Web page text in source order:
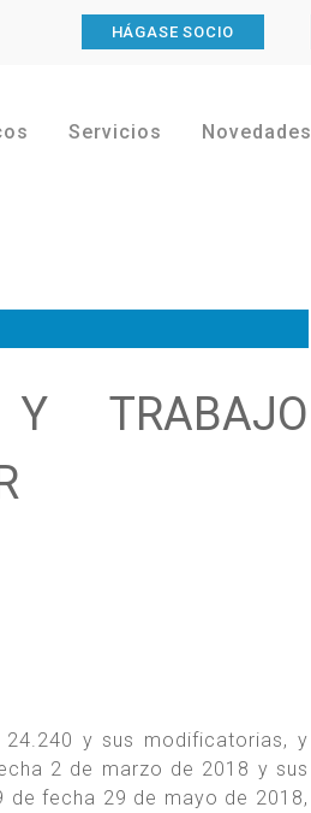
HÁGASE SOCIO
Servicios Novedades
Y TRABAJO
24.240 y sus modificatorias, y
2 de marzo de 2018 y sus
fecha 29 de mayo de 2018,